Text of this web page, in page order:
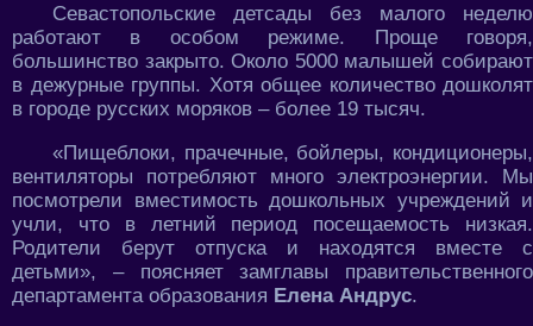
Севастопольские детсады без малого неделю
работают в особом режиме. Проще говоря,
большинство закрыто. Около 5000 малышей собирают
в дежурные группы. Хотя общее количество дошколят
в городе русских моряков – более 19 тысяч.
«Пищеблоки, прачечные, бойлеры, кондиционеры,
вентиляторы потребляют много электроэнергии. Мы
посмотрели вместимость дошкольных учреждений и
учли, что в летний период посещаемость низкая.
Родители берут отпуска и находятся вместе с
детьми», – поясняет замглавы правительственного
департамента образования Елена Андрус.